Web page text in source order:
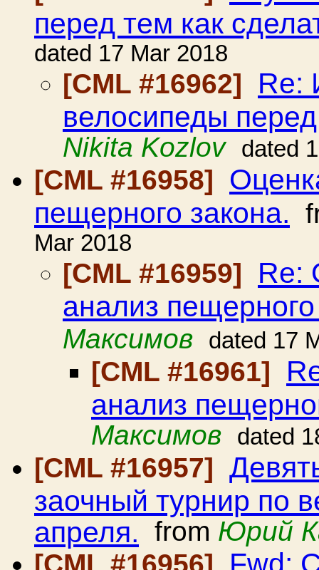
перед тем как
dated 17 Mar 2018
[CML #16962] Re:
велосипеды
Nikita Kozlov
dated
[CML #16958]
пещерного закона.
Mar 2018
[CML #16959]
Re:
анализ
Максимов dated 17
[CML #16961]
анализ
Максимов
dated
[CML #16957]
заочный турнир по
апреля. from Юрий